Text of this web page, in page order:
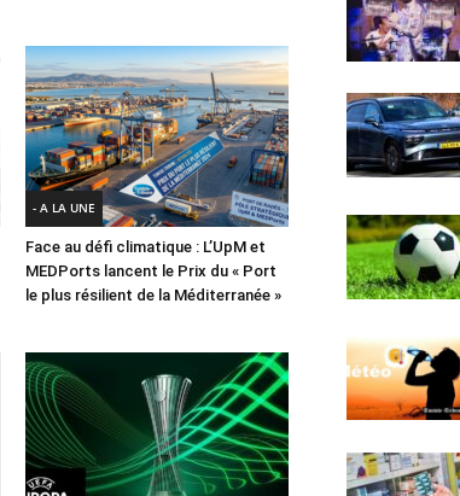
- A LA UNE
Face au défi climatique : L’UpM et
MEDPorts lancent le Prix du « Port
le plus résilient de la Méditerranée »